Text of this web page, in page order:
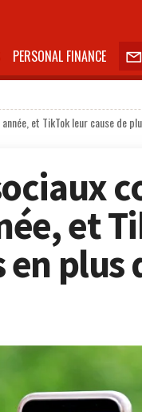
PERSONAL FINANCE 
et TikTok leur cause de
et
en plus